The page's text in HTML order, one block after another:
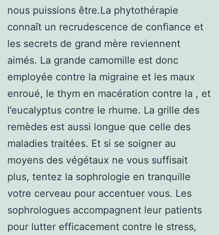
nous puissions être.La phytothérapie
connaît un recrudescence de confiance et
les secrets de grand mère reviennent
aimés. La grande camomille est donc
employée contre la migraine et les maux
enroué, le thym en macération contre la , et
l’eucalyptus contre le rhume. La grille des
remèdes est aussi longue que celle des
maladies traitées. Et si se soigner au
moyens des végétaux ne vous suffisait
plus, tentez la sophrologie en tranquille
votre cerveau pour accentuer vous. Les
sophrologues accompagnent leur patients
pour lutter efficacement contre le stress,